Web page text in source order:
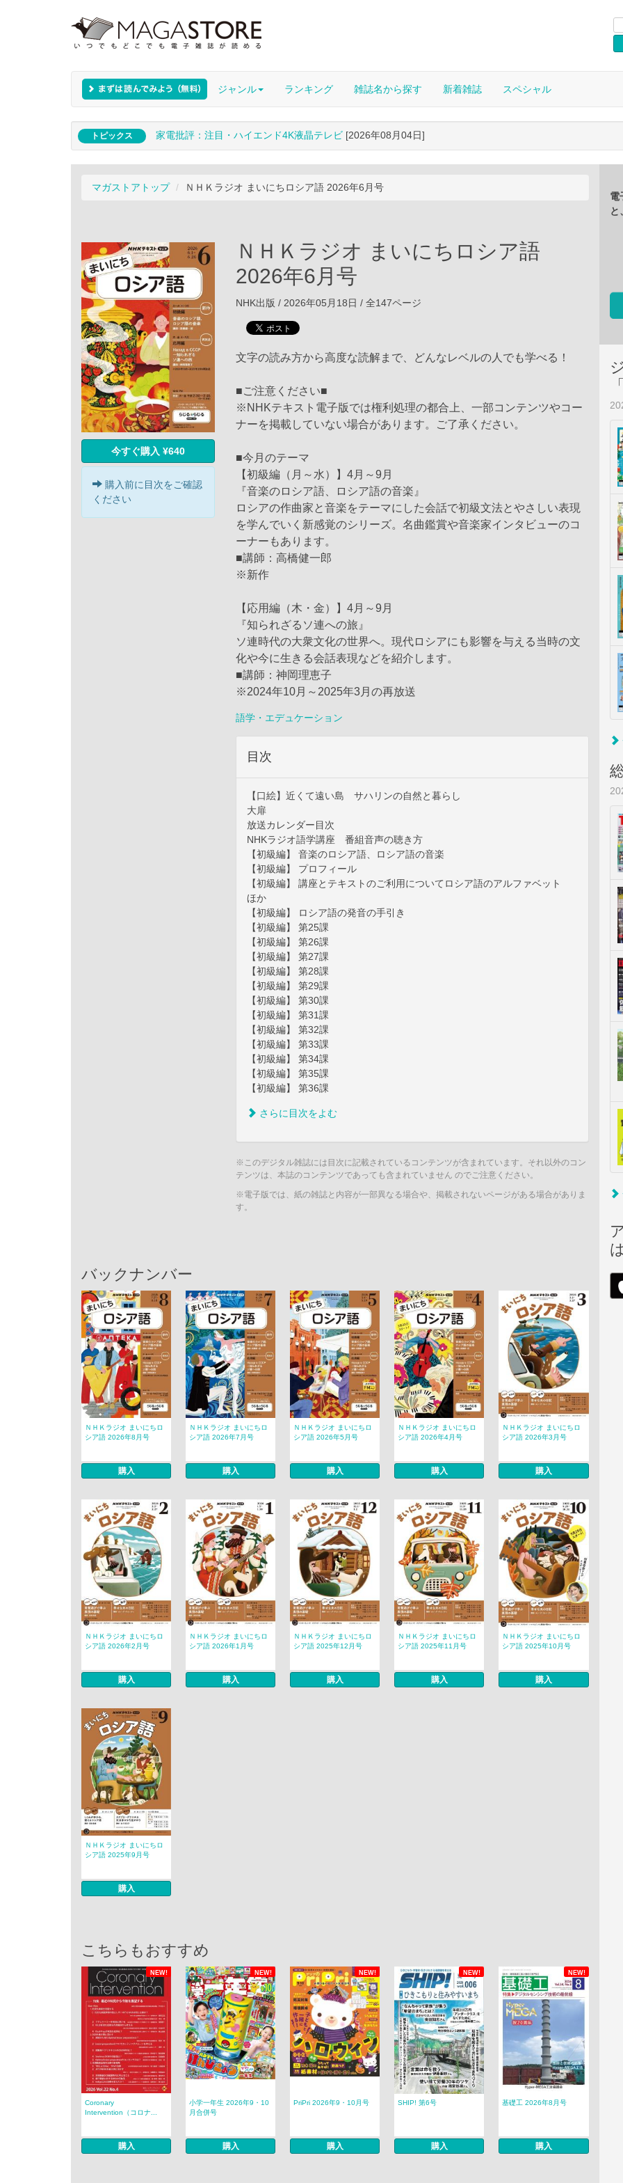
ジャンル ランキング 雑誌名から探す 新着雑誌 スペシャル
トピックス 家電批評：注目・ハイエンド4K液晶テレビ [2026年08月04日]
マガストアトップ ＮＨＫラジオ まいにちロシア語 2026年6月号
今すぐ購入 ¥640
購入前に目次をご確認
ください
ＮＨＫラジオ まいにちロシア語
2026年6月号
NHK出版 / 2026年05月18日 / 全147ページ
文字の読み方から高度な読解まで、どんなレベルの人でも学べる！
■ご注意ください■
※NHKテキスト電子版では権利処理の都合上、一部コンテンツやコー
ナーを掲載していない場合があります。ご了承ください。
■今月のテーマ
【初級編（月～水）】4月～9月
『音楽のロシア語、ロシア語の音楽』
ロシアの作曲家と音楽をテーマにした会話で初級文法とやさしい表現
を学んでいく新感覚のシリーズ。名曲鑑賞や音楽家インタビューのコ
ーナーもあります。
■講師：高橋健一郎
※新作
【応用編（木・金）】4月～9月
『知られざるソ連への旅』
ソ連時代の大衆文化の世界へ。現代ロシアにも影響を与える当時の文
化や今に生きる会話表現などを紹介します。
■講師：神岡理恵子
※2024年10月～2025年3月の再放送
語学・エデュケーション
目次
【口絵】近くて遠い島 サハリンの自然と暮らし
大扉
放送カレンダー目次
NHKラジオ語学講座 番組音声の聴き方
【初級編】 音楽のロシア語、ロシア語の音楽
【初級編】 プロフィール
【初級編】 講座とテキストのご利用についてロシア語のアルファベット
ほか
【初級編】 ロシア語の発音の手引き
【初級編】 第25課
【初級編】 第26課
【初級編】 第27課
【初級編】 第28課
【初級編】 第29課
【初級編】 第30課
【初級編】 第31課
【初級編】 第32課
【初級編】 第33課
【初級編】 第34課
【初級編】 第35課
【初級編】 第36課
さらに目次をよむ
※このデジタル雑誌には目次に記載されているコンテンツが含まれています。それ以外のコン
テンツは、本誌のコンテンツであっても含まれていません のでご注意ください。
※電子版では、紙の雑誌と内容が一部異なる場合や、掲載されないページがある場合がありま
す。
バックナンバー
ＮＨＫラジオ まいにちロ
シア語 2026年8月号
購入
ＮＨＫラジオ まいにちロ
シア語 2026年7月号
購入
ＮＨＫラジオ まいにちロ
シア語 2026年5月号
購入
ＮＨＫラジオ まいにちロ
シア語 2026年4月号
購入
ＮＨＫラジオ まいにちロ
シア語 2026年3月号
購入
ＮＨＫラジオ まいにちロ
シア語 2026年2月号
購入
ＮＨＫラジオ まいにちロ
シア語 2026年1月号
購入
ＮＨＫラジオ まいにちロ
シア語 2025年12月号
購入
ＮＨＫラジオ まいにちロ
シア語 2025年11月号
購入
ＮＨＫラジオ まいにちロ
シア語 2025年10月号
購入
ＮＨＫラジオ まいにちロ
シア語 2025年9月号
購入
こちらもおすすめ
NEW! NEW! NEW! NEW! NEW!
Coronary
Intervention（コロナ...
購入
小学一年生 2026年9・10
月合併号
購入
PriPri 2026年9・10月号
購入
SHIP! 第6号
購入
基礎工 2026年8月号
購入
電
と